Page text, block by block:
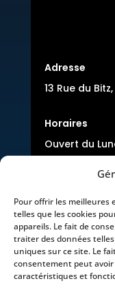
Pour offrir les meilleures
telles que les cookies
appareils. Le fait de
traiter des données
uniques sur ce site. Le
consentement peut
caractéristiques et
Adresse
13 Rue du
Horaires
Ouvert du
8:00-12:00 et
Téléphone
09 71 44 12 81